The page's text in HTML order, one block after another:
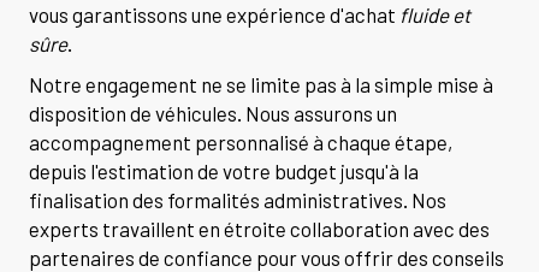
vous garantissons une expérience d'achat fluide et
sûre.
Notre engagement ne se limite pas à la simple mise à
disposition de véhicules. Nous assurons un
accompagnement personnalisé à chaque étape,
depuis l'estimation de votre budget jusqu'à la
finalisation des formalités administratives. Nos
experts travaillent en étroite collaboration avec des
partenaires de confiance pour vous offrir des conseils